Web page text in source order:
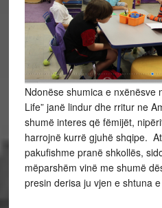
Ndonëse shumica e nxënësve
Life” janë lindur dhe rritur ne
shumë interes që fëmijët,
harrojnë kurrë gjuhë shqipe.
pakufishme pranë shkollës,
mëparshëm vinë me shumë
presin derisa ju vjen e shtuna